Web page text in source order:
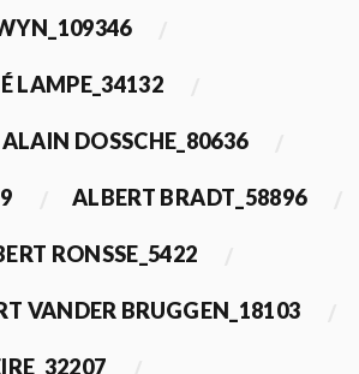
LAMPE_34132
ALAIN DOSSCHE_80636
ALBERT BRADT_58896
RONSSE_5422
VANDER BRUGGEN_18103